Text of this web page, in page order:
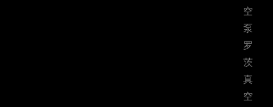
空
泵
罗
茨
真
空